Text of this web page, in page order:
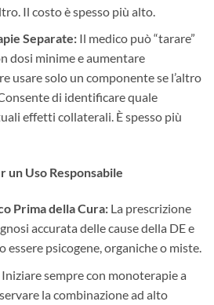
Il costo è spesso più alto.
Separate:​ Il medico può “tarare”
dosi minime e aumentare
usare solo un componente se l’altro
di identificare quale
effetti collaterali. È spesso più
un Uso Responsabile
Prima della Cura:​ La prescrizione
accurata delle cause della DE e
essere psicogene, organiche o miste.
Iniziare sempre con monoterapie a
la combinazione ad alto